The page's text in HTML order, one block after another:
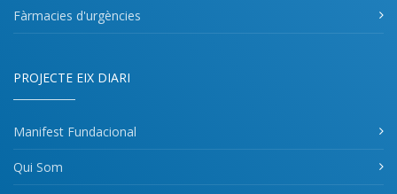
Fàrmacies d'urgències
PROJECTE EIX DIARI
Manifest Fundacional
Qui Som